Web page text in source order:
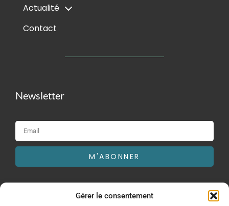
Gérer le consentement
Actualité
Contact
Newsletter
M'ABONNER